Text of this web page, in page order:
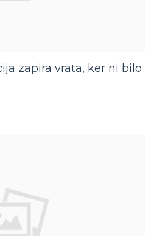
zapira vrata, ker ni bilo